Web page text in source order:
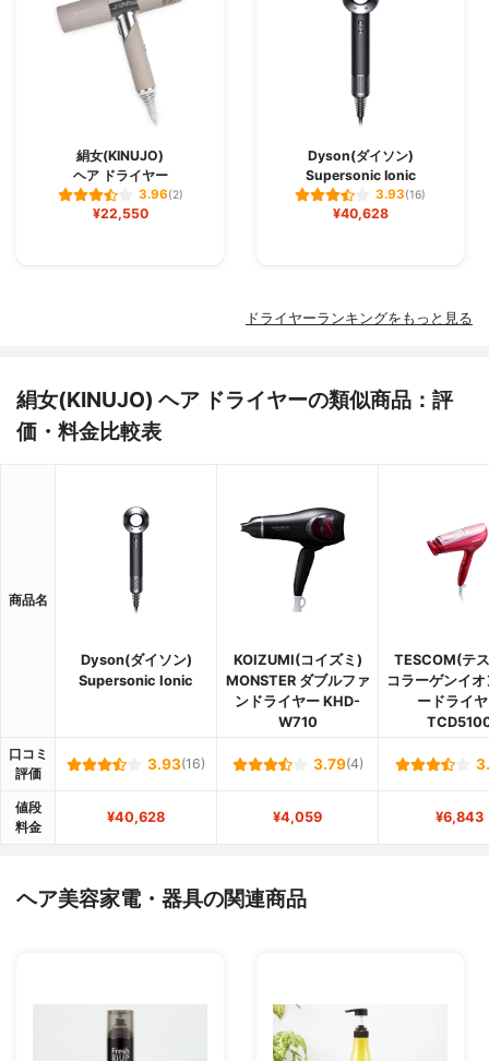
絹女(KINUJO)
ヘア ドライヤー
3.96(2)
¥22,550
Dyson(ダイソン)
Supersonic Ionic
3.93(16)
¥40,628
ドライヤーランキングをもっと見る
絹女(KINUJO) ヘア ドライヤーの類似商品：評
価・料金比較表
商品名
Dyson(ダイソン)
Supersonic Ionic
KOIZUMI(コイズミ)
MONSTER ダブルファ
ンドライヤー KHD-
W710
TESCOM(テ
コラーゲンイ
ードライ
口コミ
評価
3.93(16) 3.79(4)
値段
料金
¥40,628 ¥4,059 ¥6,843
ヘア美容家電・器具の関連商品